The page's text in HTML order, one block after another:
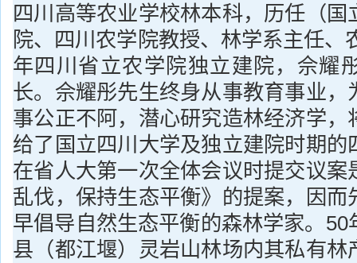
四川高等农业学校林本科，历任（国
院、四川农学院教授、林学系主任、
年四川省立农学院独立建院，佘耀
长。佘耀彤先生终身从事教育事业，
事公正不阿，潜心研究造林经济学，
给了国立四川大学及独立建院时期的
在省人大第一次全体会议时提交议案
乱伐，保持生态平衡》的提案，因而
早倡导自然生态平衡的森林学家。50
县（都江堰）灵岩山林场内其私有林